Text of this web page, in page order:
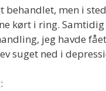
behandlet, men i
kørt i ring.
jeg havde
suget ned i